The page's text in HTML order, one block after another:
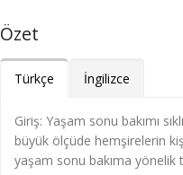
Özet
Türkçe İngilizce
Giriş: Yaşam sonu bakımı
büyük ölçüde hemşirelerin
yaşam sonu bakıma yönelik